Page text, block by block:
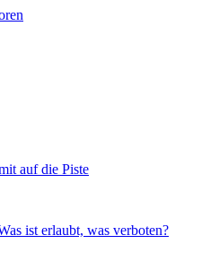
auf die Piste
ist erlaubt, was verboten?